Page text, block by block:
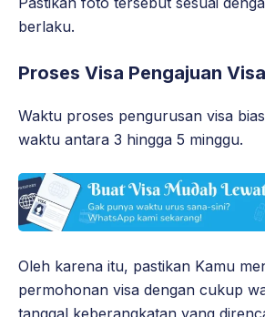
berlaku.
Proses Visa Pengajuan
Waktu proses pengurusan visa
waktu antara 3 hingga 5 minggu.
Oleh karena itu, pastikan Kamu
permohonan visa dengan cukup
tanggal keberangkatan yang